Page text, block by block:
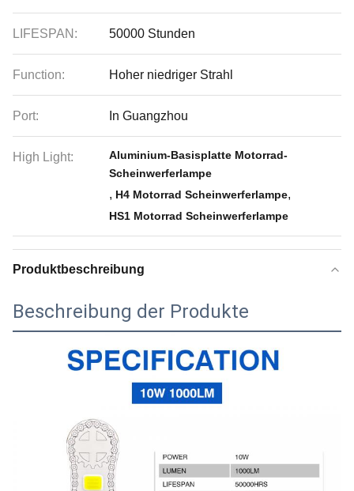
LIFESPAN: 50000 Stunden
Function: Hoher niedriger Strahl
Port: In Guangzhou
High Light:
Aluminium-Basisplatte Motorrad-
Scheinwerferlampe
, H4 Motorrad Scheinwerferlampe,
HS1 Motorrad Scheinwerferlampe
Produktbeschreibung
Beschreibung der Produkte